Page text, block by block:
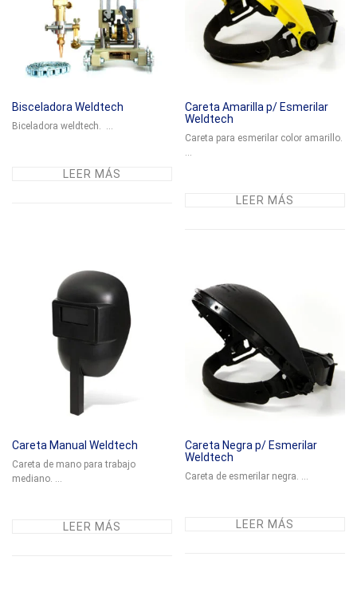
Bisceladora Weldtech
Biceladora weldtech. ...
LEER MÁS
Careta Amarilla p/ Esmerilar
Weldtech
Careta para esmerilar color amarillo.
LEER MÁS
Careta Manual Weldtech
Careta de mano para trabajo
mediano. ...
LEER MÁS
Careta Negra p/ Esmerilar
Weldtech
Careta de esmerilar negra. ...
LEER MÁS